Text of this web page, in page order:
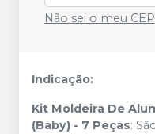
Não sei o meu CEP
Indicação:
Kit Moldeira De
(Baby) - 7 Peças: